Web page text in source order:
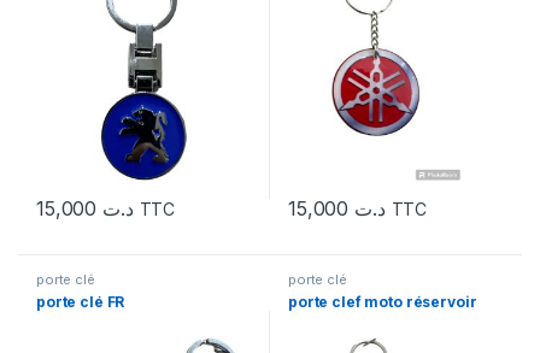
د.ت TTC د.ت TTC
porte clé
porte clé FR
porte clé
porte clef moto réservoir